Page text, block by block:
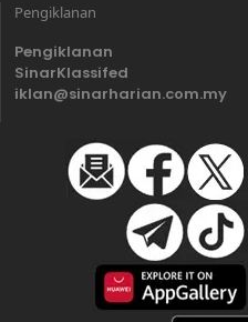
Pengiklanan
Pengiklanan
SinarKlassifed
iklan@sinarharian.com.my